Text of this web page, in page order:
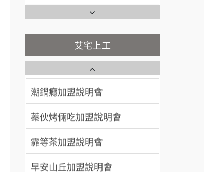
林 先生/小姐 屏東縣
加盟預算 100萬 ~ 200萬
吳 先生/小姐 屏東縣
加盟預算 100萬~200萬
周 先生/小姐 台北
加盟預算 100萬 ~150萬
徐 先生/小姐
加盟預算 50萬~75萬
艾宅上工
台灣G湯加盟說明會
彭富貴加盟說明會
NU PASTA義大利麵加盟說明
會
潮鍋癮加盟說明會
蓁伙烤倆吃加盟說明會
霏等茶加盟說明會
早安山丘加盟說明會
藍象廷泰式火鍋加盟說明會
日十。早午食加盟說明會
上宇林加盟說明會
莫尼早餐Morni加盟說明會
手作功夫茶加盟說明會